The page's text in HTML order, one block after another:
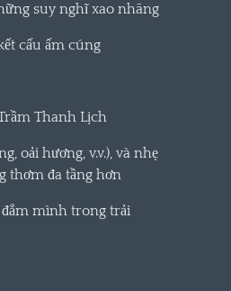
suy nghĩ xao nhãng
cấu ấm cúng
Thanh Lịch
oải hương, v.v.), và nhẹ
thơm đa tầng hơn
đắm mình trong trải